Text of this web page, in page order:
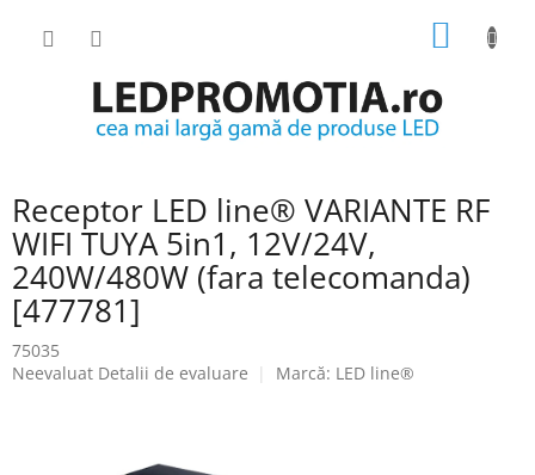
COŞ
Receptor LED line® VARIANTE RF
WIFI TUYA 5in1, 12V/24V,
240W/480W (fara telecomanda)
[477781]
75035
Evaluarea
Neevaluat Detalii de evaluare Marcă: LED line®